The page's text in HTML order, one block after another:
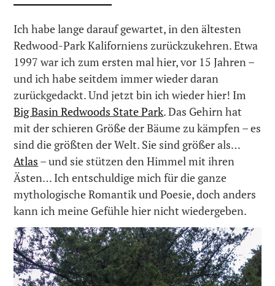
Ich habe lange darauf gewartet, in den ältesten
Redwood-Park Kaliforniens zurückzukehren. Etwa
1997 war ich zum ersten mal hier, vor 15 Jahren –
und ich habe seitdem immer wieder daran
zurückgedackt. Und jetzt bin ich wieder hier! Im
Big Basin Redwoods State Park. Das Gehirn hat
mit der schieren Größe der Bäume zu kämpfen – es
sind die größten der Welt. Sie sind größer als…
Atlas – und sie stützen den Himmel mit ihren
Ästen… Ich entschuldige mich für die ganze
mythologische Romantik und Poesie, doch anders
kann ich meine Gefühle hier nicht wiedergeben.